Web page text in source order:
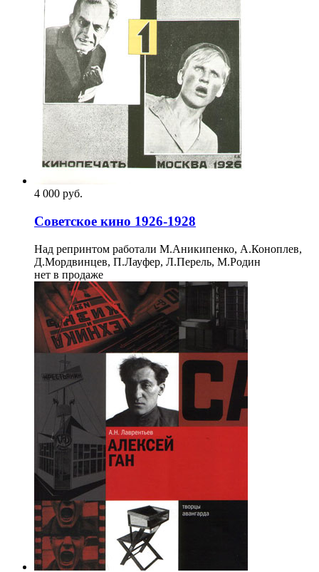
4 000 pуб.
Советское кино 1926-1928
Над репринтом работали М.Аникипенко, А.Коноплев,
Д.Мордвинцев, П.Лауфер, Л.Перель, М.Родин
нет в продаже